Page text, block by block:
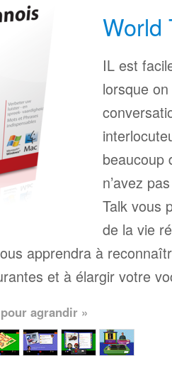
World
IL est
lorsque
beaucoup
n’avez
Talk vous
de la vie
apprendra à
et à élargir votre
agrandir »